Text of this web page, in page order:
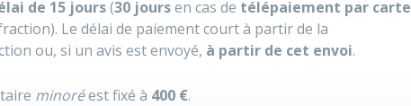
de 15 jours(30 joursen cas de télépaiement par carte
Le délai de paiement court à partir de la
ou, si un avis est envoyé, à partir de cet envoi.
minoréest fixé à 400 €.